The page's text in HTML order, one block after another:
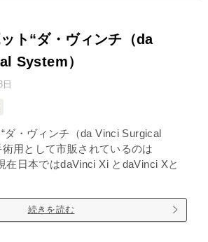
ト“ダ・ヴィンチ（da
System）
日
ダ・ヴィンチ（da Vinci Surgical
用として市販されているのは
在日本ではdaVinci Xi とdaVinci Xと
続きを読む